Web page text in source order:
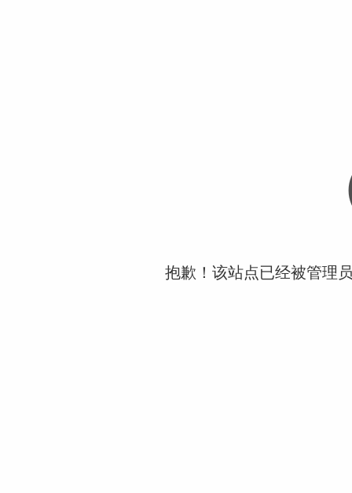
抱歉！该站点已经被管理